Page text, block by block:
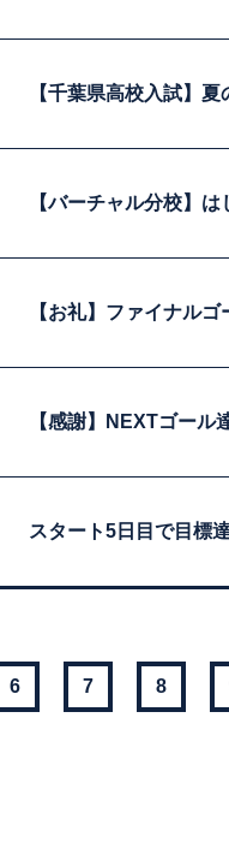
【千葉県高校入試】
【バーチャル分校】は
【お礼】ファイナル
【感謝】NEXTゴール
スタート5日目で目標
6 7 8